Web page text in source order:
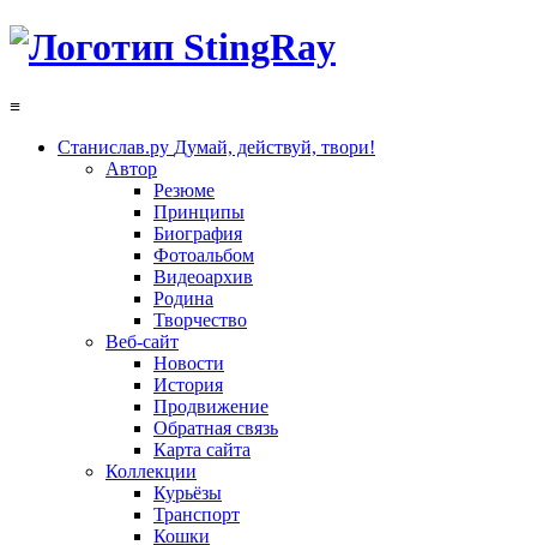
≡
Станислав.ру Думай, действуй, твори!
Автор
Резюме
Принципы
Биография
Фотоальбом
Видеоархив
Родина
Творчество
Веб-сайт
Новости
История
Продвижение
Обратная связь
Карта сайта
Коллекции
Курьёзы
Транспорт
Кошки